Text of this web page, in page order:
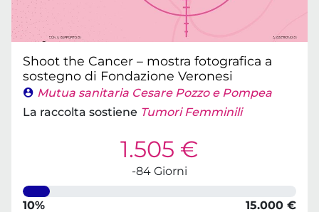
Shoot the Cancer – mostra fotografica a
sostegno di Fondazione Veronesi
Mutua sanitaria Cesare Pozzo e Pompea
La raccolta sostiene Tumori Femminili
1.505 €
-84 Giorni
10%
15.000 €